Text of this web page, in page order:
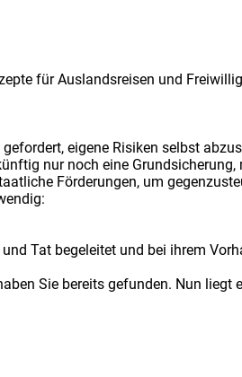
für Auslandsreisen und
eigene Risiken selbst
nur noch eine
Förderungen, um
Tat begeleitet und bei ihrem
Sie bereits gefunden. Nun liegt